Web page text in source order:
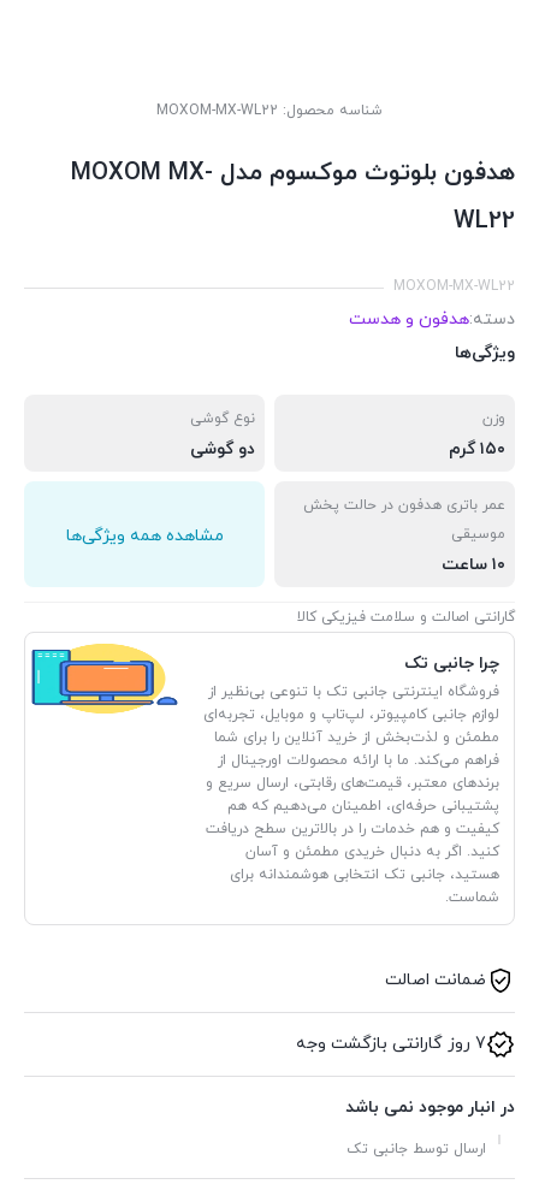
شناسه محصول: MOXOM-MX-WL22
هدفون بلوتوث موکسوم مدل MOXOM MX-
WL22
MOXOM-MX-WL22
دسته:هدفون و هدست
ویژگی‌ها
وزن
۱۵۰ گرم
نوع گوشی
دو گوشی
عمر باتری هدفون در حالت پخش
موسیقی
۱۰ ساعت
مشاهده همه ویژگی‌ها
گارانتی اصالت و سلامت فیزیکی کالا
چرا جانبی تک
فروشگاه اینترنتی جانبی تک با تنوعی بی‌نظیر از
لوازم جانبی کامپیوتر، لپ‌تاپ و موبایل، تجربه‌ای
مطمئن و لذت‌بخش از خرید آنلاین را برای شما
فراهم می‌کند. ما با ارائه محصولات اورجینال از
برندهای معتبر، قیمت‌های رقابتی، ارسال سریع و
پشتیبانی حرفه‌ای، اطمینان می‌دهیم که هم
کیفیت و هم خدمات را در بالاترین سطح دریافت
کنید. اگر به دنبال خریدی مطمئن و آسان
هستید، جانبی تک انتخابی هوشمندانه برای
شماست.
ضمانت اصالت
7 روز گارانتی بازگشت وجه
در انبار موجود نمی باشد
ارسال توسط جانبی تک